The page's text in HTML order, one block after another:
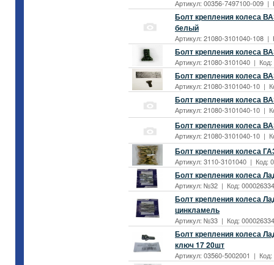
Артикул: 00356-7497100-009
Болт крепления колеса
белый
Артикул: 21080-3101040-108
Болт крепления колеса
Артикул: 21080-3101040 |
Болт крепления колеса
Артикул: 21080-3101040-10 |
Болт крепления колеса
Артикул: 21080-3101040-10 |
Болт крепления колеса
Артикул: 21080-3101040-10 |
Болт крепления колеса
Артикул: 3110-3101040 | Код:
Болт крепления колеса
Артикул: №32 | Код:
Болт крепления колеса
цинкламель
Артикул: №33 | Код:
Болт крепления колеса
ключ 17 20шт
Артикул: 03560-5002001 |